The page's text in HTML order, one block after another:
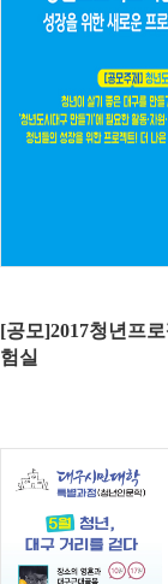
[공모]2017청년프
험실